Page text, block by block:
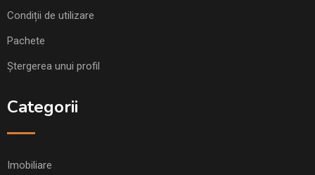
Condiții de utilizare
Pachete
Ștergerea unui profil
Categorii
Imobiliare